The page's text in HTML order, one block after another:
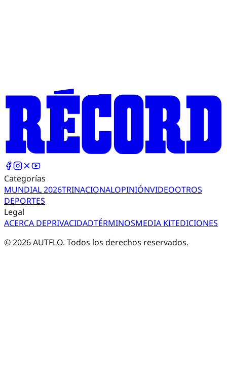
Categorías
MUNDIAL 2026TRINACIONALOPINIÓNVIDEOOTROS
DEPORTES
Legal
ACERCA DEPRIVACIDADTÉRMINOSMEDIA KITEDICIONES
©2026AUTFLO. Todos los derechos reservados.